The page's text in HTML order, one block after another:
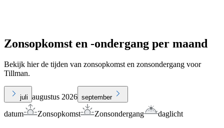
Zonsopkomst en -ondergang per maand
Bekijk hier de tijden van zonsopkomst en zonsondergang voor
Tillman.
juli augustus 2026 september
datum Zonsopkomst Zonsondergang daglicht